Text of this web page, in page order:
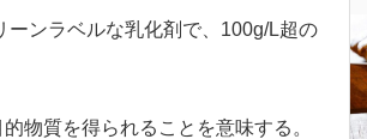
ーンラベルな乳化剤で、100g/L超の
物質を得られることを意味する。